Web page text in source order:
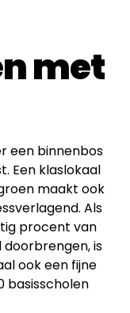
met
een binnenbos
Een klaslokaal
maakt ook
Als
procent van
doorbrengen, is
ook een fijne
basisscholen